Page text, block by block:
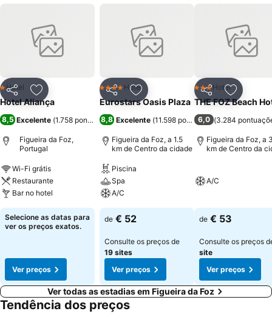
Suas atividades de lazer incluem programação de viagens para
Coimbra e Pombal que estão a cerca de 40 minutos de carro,
aluguel de barco, sinuca/bilhar, aluguel de bicicletas, vela, quadra
PartilharAdicionar aos favoritos
1 Estrelas
Hotel
Hotel Aliança
8,5 Excelente (1.758 pontuações )
Figueira da Foz,
Portugal
Wi-Fi grátis
Restaurante
Bar no hotel
Selecione as datas para
ver os preços exatos.
Ver preços
PartilharAdicionar aos favoritos
4 EstrelasHotel
Eurostars Oasis Plaza
8,8 Excelente (11.598 pontuações)
Figueira da Foz, a 1.5
km de Centro da cidade
Piscina
Spa
A/C
de € 52
Consulte os preços de
19 sites
Ver preços
Partilhar
3 Estrelas
Hotel
THE FOZ Beach
6,0 (3.284
Figueira da Foz, a
km de Centro da
A/C
de € 53
Consulte os preços
site
Ver preços
Ver todas as estadias em Figueira da Foz
Tendência dos preços